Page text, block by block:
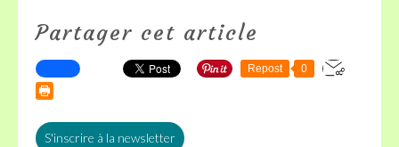
Partager cet article
Repost 0
S'inscrire à la newsletter